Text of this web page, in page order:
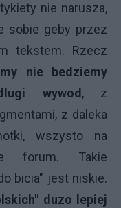
nie narusza,
sobie geby przez
tekstem. Rzecz
nie bedziemy
wywod , z
z daleka
wszysto na
forum. Takie
bicia" jest niskie.
duzo lepiej